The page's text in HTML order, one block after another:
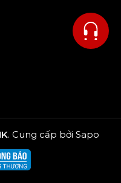
. Cung cấp bởi Sapo